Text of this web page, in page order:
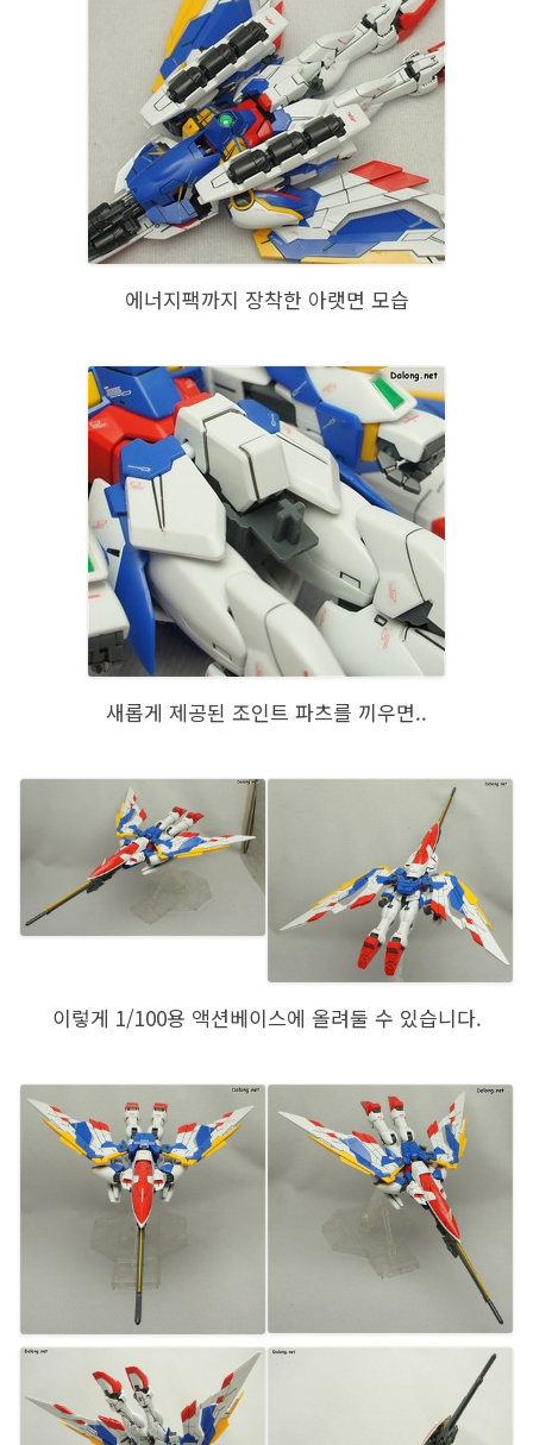
에너지팩까지 장착한 아랫면 모습
새롭게 제공된 조인트 파츠를 끼우면..
이렇게 1/100용 액션베이스에 올려둘 수 있습니다.